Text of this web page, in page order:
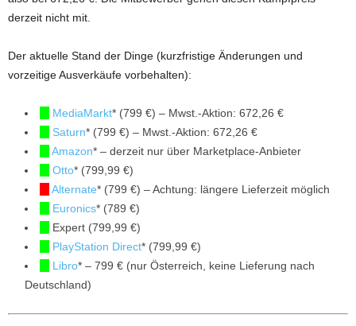
derzeit nicht mit.
Der aktuelle Stand der Dinge (kurzfristige Änderungen und
vorzeitige Ausverkäufe vorbehalten):
MediaMarkt* (799 €) – Mwst.-Aktion: 672,26 €
Saturn* (799 €) – Mwst.-Aktion: 672,26 €
Amazon* – derzeit nur über Marketplace-Anbieter
Otto* (799,99 €)
Alternate* (799 €) – Achtung: längere Lieferzeit möglich
Euronics* (789 €)
Expert (799,99 €)
PlayStation Direct* (799,99 €)
Libro* – 799 € (nur Österreich, keine Lieferung nach
Deutschland)